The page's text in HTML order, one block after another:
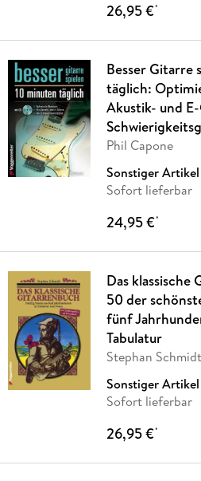
26,95 €*
Besser Gitarre
täglich:
Akustik- und
Phil Capone
Sonstiger Artikel
Sofort lieferbar
24,95 €*
Das
50 der
fünf
Tabulatur
Stephan Schmidt
Sonstiger Artikel
Sofort lieferbar
26,95 €*